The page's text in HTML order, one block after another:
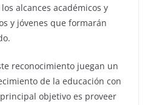
alcances académicos y
y jóvenes que formarán
reconocimiento juegan un
de la educación con
objetivo es proveer